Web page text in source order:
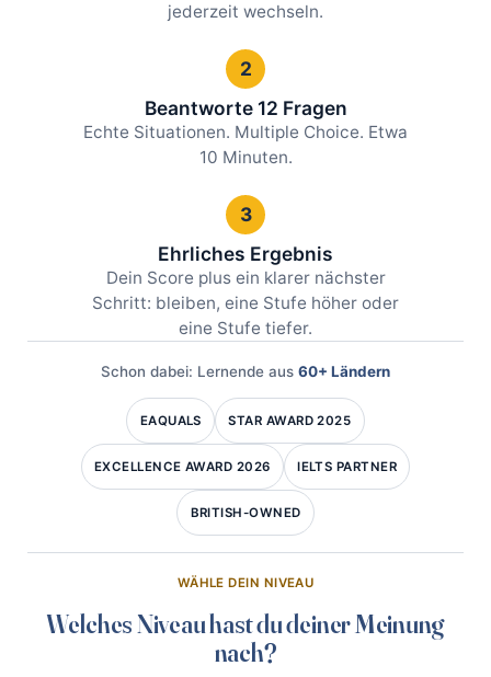
jederzeit wechseln.
2
Beantworte 12 Fragen
Echte Situationen. Multiple Choice. Etwa
10 Minuten.
3
Ehrliches Ergebnis
Dein Score plus ein klarer nächster
Schritt: bleiben, eine Stufe höher oder
eine Stufe tiefer.
Schon dabei: Lernende aus 60+ Ländern
EAQUALS STAR AWARD 2025
EXCELLENCE AWARD 2026 IELTS PARTNER
BRITISH-OWNED
WÄHLE DEIN NIVEAU
Welches Niveau hast du deiner Meinung
nach?